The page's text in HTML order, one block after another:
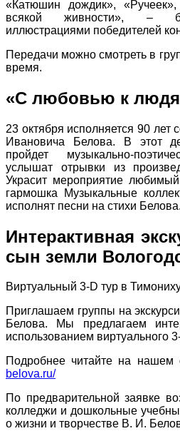
«Катюшин дождик»,
всякой живности», –
иллюстрациями победителей
Передачи можно смотреть в
время.
«С любовью к
23 октября исполняется 90
Ивановича Белова. В этот
пройдет музыкально-
услышат отрывки из
Украсит мероприятие
гармошка Музыкальные
исполнят песни на стихи Белова.
Интерактивная
сын земли
Виртуальный 3-D тур в
Приглашаем группы на
Белова. Мы предлагаем
использованием виртуального
Подробнее читайте на нашем
belova.ru/
По предварительной заявке
колледжи и дошкольные
о жизни и творчестве В. И.